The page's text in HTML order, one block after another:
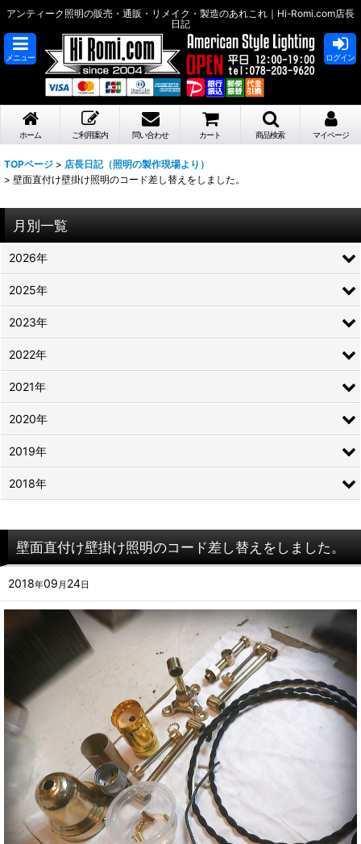
アンティーク照明の販売・通販・リメイク・製造のあれこれ｜Hi-Romi.com店長
日記
メニュー ログイン
ホーム ご利用案内 問い合わせ カート 商品検索 マイページ
TOPページ > 店長日記（照明の製作現場より）
> 壁面直付け壁掛け照明のコード差し替えをしました。
壁面直付け壁掛け照明のコード差し替えをしました。
2018年09 月 24日
月別一覧
2026年
2025年
2023年
2022年
2021年
2020年
2019年
2018年